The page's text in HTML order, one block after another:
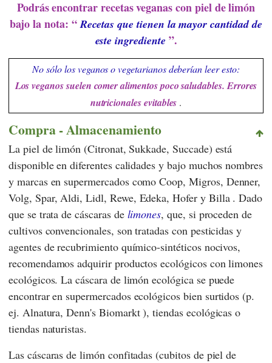
Podrás encontrar recetas veganas con piel de limón
bajo la nota: “Recetas que tienen la mayor cantidad de
este ingrediente ”.
No sólo los veganos o vegetarianos deberían leer esto:
Los veganos suelen comer alimentos poco saludables. Errores
nutricionales evitables .
Compra - Almacenamiento
La piel de limón (Citronat, Sukkade, Succade) está
disponible en diferentes calidades y bajo muchos nombres
y marcas en supermercados comoCoop,Migros, Denner,
Volg, Spar,Aldi,Lidl, Rewe, Edeka,Hofery Billa. Dado
que se trata de cáscaras de limones, que, si proceden de
cultivos convencionales, son tratadas con pesticidas y
agentes de recubrimiento químico-sintéticos nocivos,
recomendamos adquirir productos ecológicos con limones
ecológicos. La cáscara de limón ecológica se puede
encontrar en supermercados ecológicos bien surtidos (p.
ej. Alnatura,Denn's Biomarkt), tiendas ecológicas o
tiendas naturistas.
Las cáscaras de limón confitadas (cubitos de piel de